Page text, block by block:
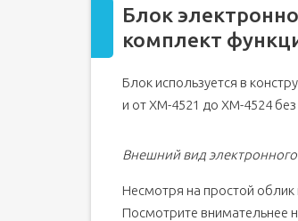
Блок
комплект
Блок используется в
и от XM-4521 до ХМ-4524
Внешний вид
Несмотря на простой
Посмотрите внимательнее